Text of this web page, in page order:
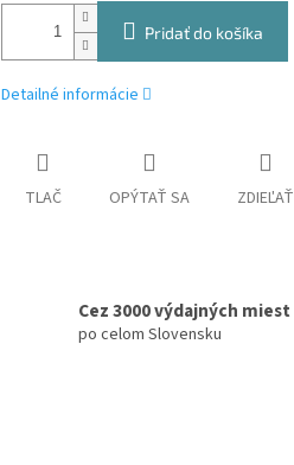
Pridať do košíka
Detailné informácie
TLAČ OPÝTAŤ SA ZDIEĽAŤ
Cez 3000 výdajných miest
po celom Slovensku